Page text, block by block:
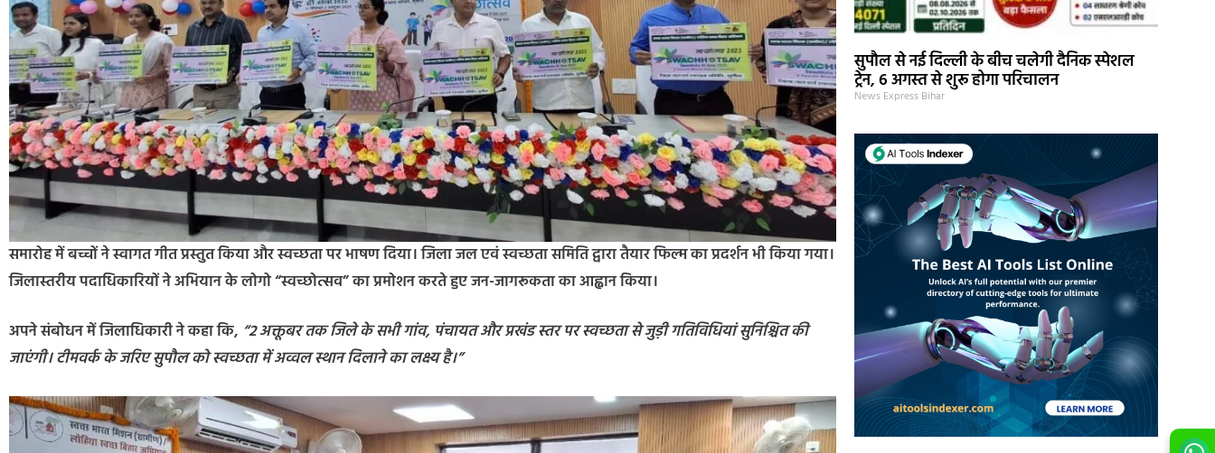
समारोह में बच्चों ने स्वागत गीत प्रस्तुत किया और स्वच्छता पर भाषण दिया। जिला जल एवं स्वच्छता समिति द्वारा तैयार फिल्म का प्रदर्शन भी किया गया।
जिलास्तरीय पदाधिकारियों ने अभियान के लोगो “स्वच्छोत्सव” का प्रमोशन करते हुए जन-जागरूकता का आह्वान किया।
अपने संबोधन में जिलाधिकारी ने कहा कि, “2 अक्तूबर तक जिले के सभी गांव, पंचायत और प्रखंड स्तर पर स्वच्छता से जुड़ी गतिविधियां सुनिश्चित की
जाएंगी। टीमवर्क के जरिए सुपौल को स्वच्छता में अव्वल स्थान दिलाने का लक्ष्य है।”
सुपौल से नई दिल्ली के बीच चलेगी दैनिक स्पेशल
ट्रेन, 6 अगस्त से शुरू होगा परिचालन
News Express Bihar